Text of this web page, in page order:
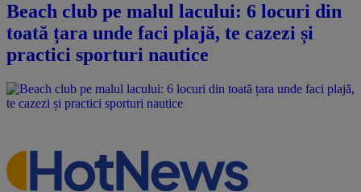
Beach club pe malul lacului: 6 locuri din
toată țara unde faci plajă, te cazezi și
practici sporturi nautice